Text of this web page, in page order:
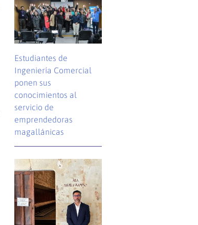
Estudiantes de
Ingeniería Comercial
ponen sus
conocimientos al
servicio de
emprendedoras
magallánicas